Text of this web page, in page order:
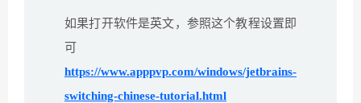
如果打开软件是英文，参照这个教程设置即
可
https://www.apppvp.com/windows/jetbrains-
switching-chinese-tutorial.html